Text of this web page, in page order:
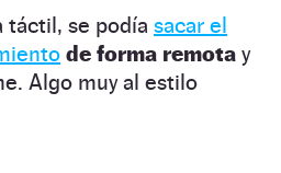
táctil, se podía sacar el
de forma remota y
Algo muy al estilo